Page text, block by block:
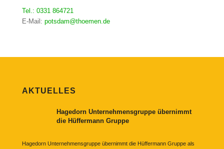
Tel.: 0331 864721
E-Mail: potsdam@thoemen.de
AKTUELLES
Hagedorn Unternehmensgruppe übernimmt
die Hüffermann Gruppe
Hagedorn Unternehmensgruppe übernimmt die Hüffermann Gruppe als